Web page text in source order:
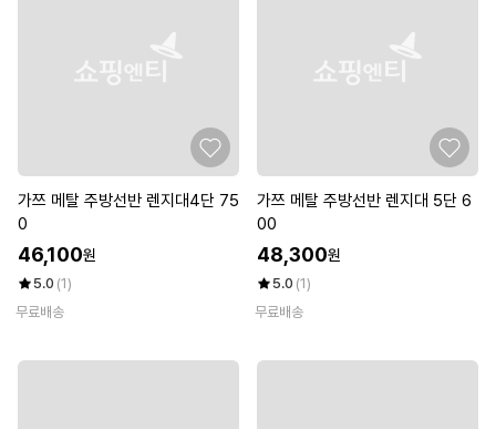
가쯔 메탈 주방선반 렌지대4단 75
0
46,100원
5.0 (1)
무료배송
가쯔 메탈 주방선반 렌지대 5단 6
00
48,300원
5.0 (1)
무료배송